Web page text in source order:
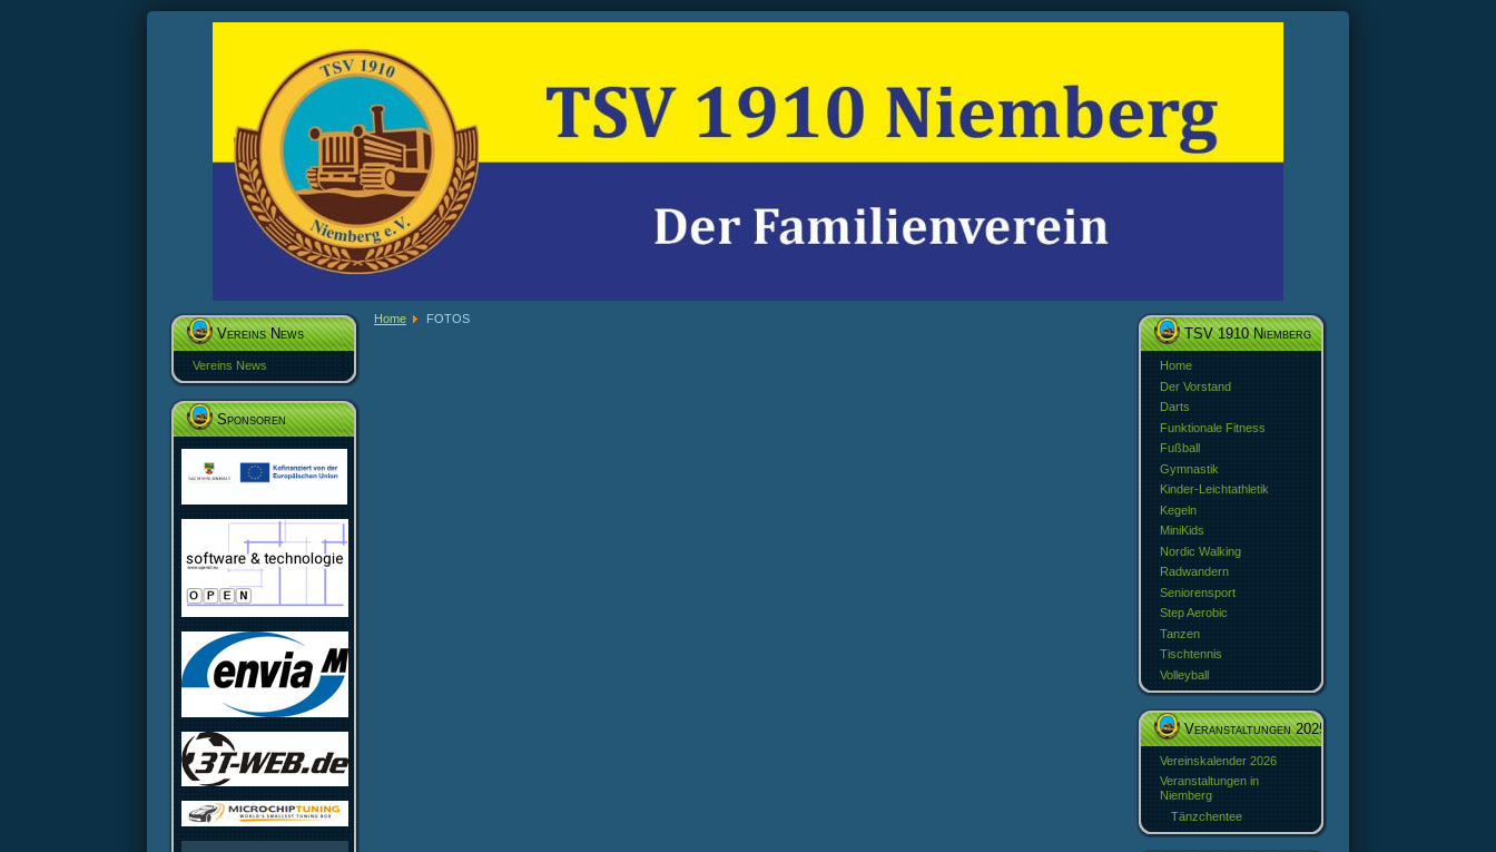
Vereins News
Vereins News
Sponsoren
Home FOTOS
TSV 1910 Niemberg
Home
Der Vorstand
Darts
Funktionale Fitness
Fußball
Gymnastik
Kinder-Leichtathletik
Kegeln
MiniKids
Nordic Walking
Radwandern
Seniorensport
Step Aerobic
Tanzen
Tischtennis
Volleyball
Veranstaltungen 2025
Vereinskalender 2026
Veranstaltungen in
Niemberg
Tänzchentee